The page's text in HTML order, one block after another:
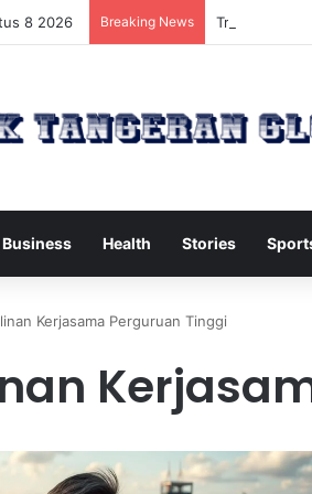
8 2026 Breaking News Trump Kirim
Business Health Stories
Kerjasama Perguruan Tinggi